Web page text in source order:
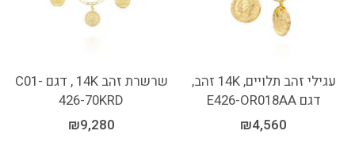
עגילי זהב תלויים, 14K זהב,
דגם E426-OR018AA
₪4,560
שרשרת זהב 14K , דגם C01-
426-70KRD
₪9,280